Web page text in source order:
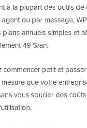
à la plupart des outils de
ou par message,
annuels simples et
49 $/an.
commencer petit et
que votre
vous soucier des